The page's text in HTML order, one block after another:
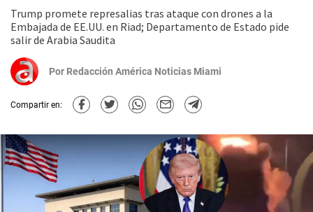
Trump promete represalias tras ataque con drones a la
Embajada de EE.UU. en Riad; Departamento de Estado pide
salir de Arabia Saudita
Por Redacción América Noticias Miami
Compartir en: